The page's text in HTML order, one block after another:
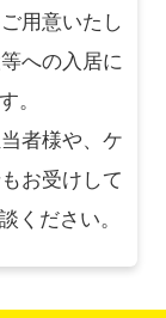
用意いたし
への入居に
。
者様や、ケ
お受けして
ください。